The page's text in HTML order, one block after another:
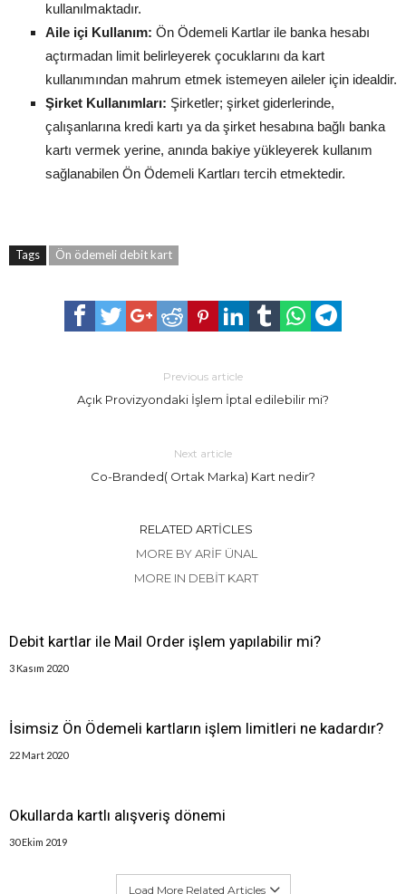
kullanılmaktadır.
Aile içi Kullanım: Ön Ödemeli Kartlar ile banka hesabı
açtırmadan limit belirleyerek çocuklarını da kart
kullanımından mahrum etmek istemeyen aileler için idealdir.
Şirket Kullanımları: Şirketler; şirket giderlerinde,
çalışanlarına kredi kartı ya da şirket hesabına bağlı banka
kartı vermek yerine, anında bakiye yükleyerek kullanım
sağlanabilen Ön Ödemeli Kartları tercih etmektedir.
Tags Ön ödemeli debit kart
Previous article
Açık Provizyondaki İşlem İptal edilebilir mi?
Next article
Co-Branded( Ortak Marka) Kart nedir?
RELATED ARTICLES
MORE BY ARIF ÜNAL
MORE IN DEBIT KART
Debit kartlar ile Mail Order işlem yapılabilir mi?
3 Kasım 2020
İsimsiz Ön Ödemeli kartların işlem limitleri ne kadardır?
22 Mart 2020
Okullarda kartlı alışveriş dönemi
30 Ekim 2019
Load More Related Articles